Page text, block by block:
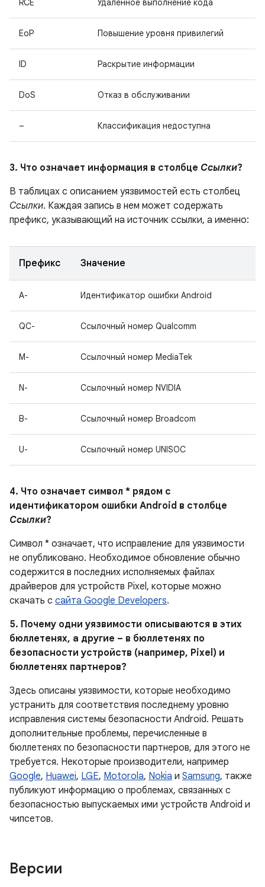
RCE Удаленное выполнение кода
EoP Повышение уровня привилегий
ID Раскрытие информации
DoS Отказ в обслуживании
– Классификация недоступна
3. Что означает информация в столбце Ссылки?
В таблицах с описанием уязвимостей есть столбец
Ссылки. Каждая запись в нем может содержать
префикс, указывающий на источник ссылки, а именно:
Префикс Значение
A- Идентификатор ошибки Android
QC- Ссылочный номер Qualcomm
M- Ссылочный номер MediaTek
N- Ссылочный номер NVIDIA
B- Ссылочный номер Broadcom
U- Ссылочный номер UNISOC
4. Что означает символ * рядом с
идентификатором ошибки Android в столбце
Ссылки?
Символ * означает, что исправление для уязвимости
не опубликовано. Необходимое обновление обычно
содержится в последних исполняемых файлах
драйверов для устройств Pixel, которые можно
скачать с сайта Google Developers.
5. Почему одни уязвимости описываются в этих
бюллетенях, а другие – в бюллетенях по
безопасности устройств (например, Pixel) и
бюллетенях партнеров?
Здесь описаны уязвимости, которые необходимо
устранить для соответствия последнему уровню
исправления системы безопасности Android. Решать
дополнительные проблемы, перечисленные в
бюллетенях по безопасности партнеров, для этого не
требуется. Некоторые производители, например
Google, Huawei, LGE, Motorola, Nokia и Samsung, также
публикуют информацию о проблемах, связанных с
безопасностью выпускаемых ими устройств Android и
чипсетов.
Версии